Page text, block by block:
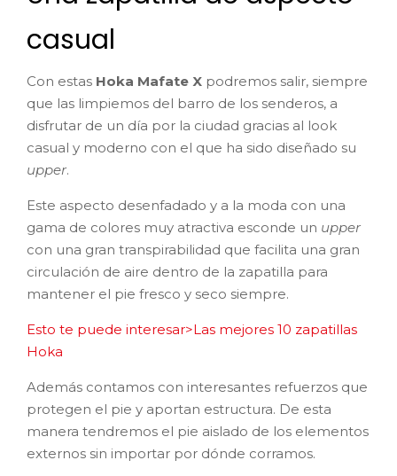
casual
Con estas Hoka Mafate X podremos salir, siempre
que las limpiemos del barro de los senderos, a
disfrutar de un día por la ciudad gracias al look
casual y moderno con el que ha sido diseñado su
upper.
Este aspecto desenfadado y a la moda con una
gama de colores muy atractiva esconde un upper
con una gran transpirabilidad que facilita una gran
circulación de aire dentro de la zapatilla para
mantener el pie fresco y seco siempre.
Esto te puede interesar>Las mejores 10 zapatillas
Hoka
Además contamos con interesantes refuerzos que
protegen el pie y aportan estructura. De esta
manera tendremos el pie aislado de los elementos
externos sin importar por dónde corramos.